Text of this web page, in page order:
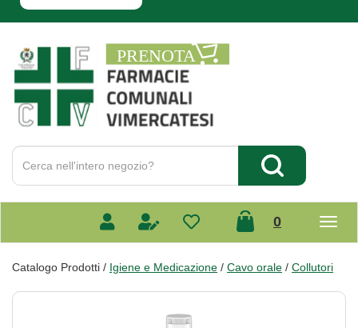
Farmacia
Comunale
Cerca
Prodotto
Cerca Prodotto
0prodotti
Catalogo Prodotti / Igiene e Medicazione / Cavo orale / Collutori